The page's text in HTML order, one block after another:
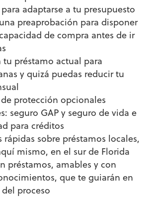
adaptarse a tu presupuesto
preaprobación para disponer
de compra antes de ir
tu préstamo actual para
y quizá puedas reducir tu
protección opcionales
seguro GAP y seguro de vida e
para créditos
rápidas sobre préstamos locales,
mismo, en el sur de Florida
préstamos, amables y con
que te guiarán en
proceso